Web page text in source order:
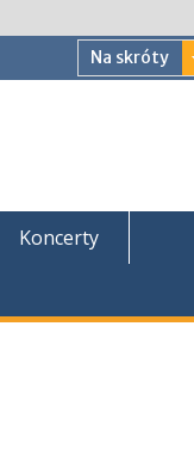
Na skróty
Koncerty